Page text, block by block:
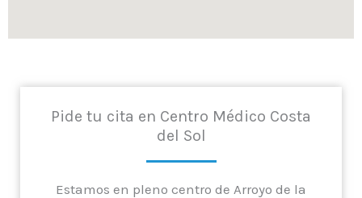
Pide tu cita en Centro Médico Costa
del Sol
Estamos en pleno centro de Arroyo de la